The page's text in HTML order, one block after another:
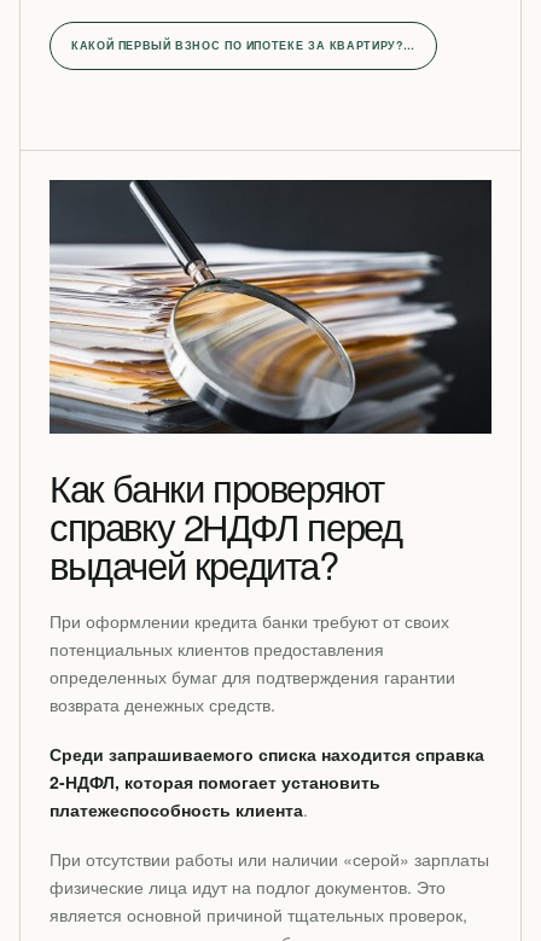
КАКОЙ ПЕРВЫЙ ВЗНОС ПО ИПОТЕКЕ ЗА КВАРТИРУ?…
Как банки проверяют
справку 2НДФЛ перед
выдачей кредита?
При оформлении кредита банки требуют от своих
потенциальных клиентов предоставления
определенных бумаг для подтверждения гарантии
возврата денежных средств.
Среди запрашиваемого списка находится справка
2-НДФЛ, которая помогает установить
платежеспособность клиента.
При отсутствии работы или наличии «серой» зарплаты
физические лица идут на подлог документов. Это
является основной причиной тщательных проверок,